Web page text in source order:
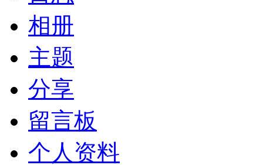
相册
主题
分享
留言板
个人资料